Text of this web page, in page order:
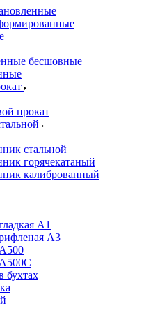
бесшовные
прокат
стальной
горячекатаный
калиброванный
А1
А3
бухтах